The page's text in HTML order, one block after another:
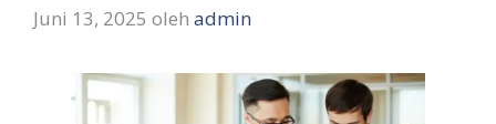
Juni 13, 2025 oleh admin